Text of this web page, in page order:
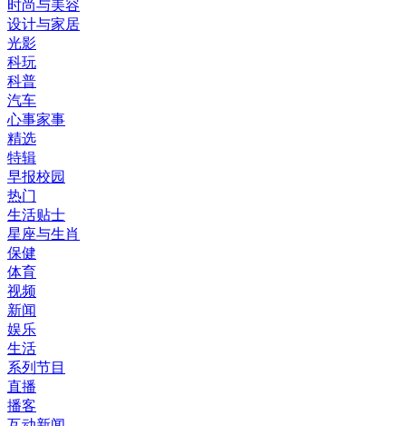
时尚与美容
设计与家居
光影
科玩
科普
汽车
心事家事
精选
特辑
早报校园
热门
生活贴士
星座与生肖
保健
体育
视频
新闻
娱乐
生活
系列节目
直播
播客